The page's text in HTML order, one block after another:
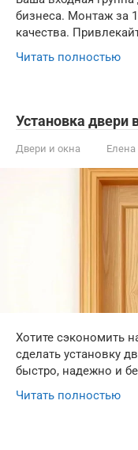
бизнеса. Монтаж за
качества.
Читать полностью
Установка двери
Двери и окна
Хотите сэкономить
сделать установку
быстро, надежно и
Читать полностью